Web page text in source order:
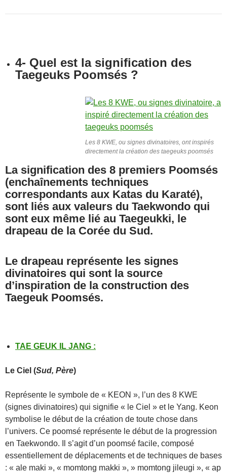
4- Quel est la signification des
Taegeuks Poomsés ?
Les 8 KWE, ou signes divinatoires, ont inspirés
directement la création des taegeuks poomsés
La signification des 8 premiers Poomsés
(enchaînements techniques
correspondants aux Katas du Karaté),
sont liés aux valeurs du Taekwondo qui
sont eux même lié au Taegeukki, le
drapeau de la Corée du Sud.
Le drapeau représente les signes
divinatoires qui sont la source
d’inspiration de la construction des
Taegeuk Poomsés.
TAE GEUK IL JANG :
Le Ciel (Sud, Père)
Représente le symbole de « KEON », l’un des 8 KWE
(signes divinatoires) qui signifie « le Ciel » et le Yang. Keon
symbolise le début de la création de toute chose dans
l’univers. Ce poomsé représente le début de la progression
en Taekwondo. Il s’agit d’un poomsé facile, composé
essentiellement de déplacements et de techniques de bases
: « ale maki », « momtong makki », » momtong jileugi », « ap